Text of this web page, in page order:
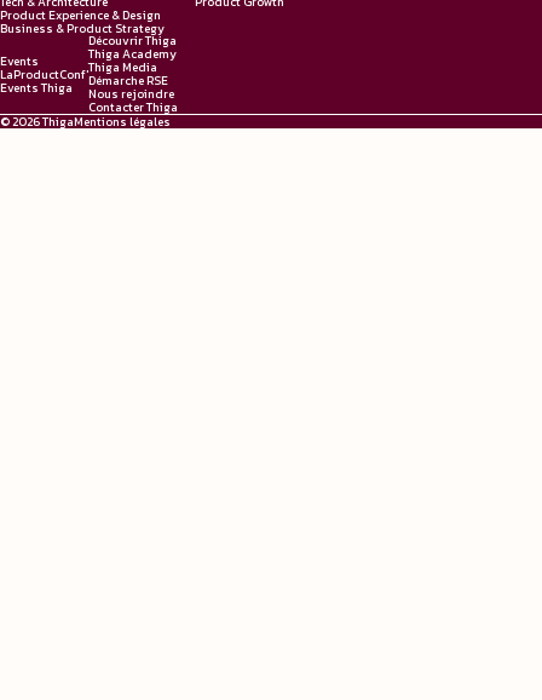
Product Experience & Design
Business & Product Strategy
Events
LaProductConf'
Events Thiga
Découvrir Thiga
Thiga Academy
Thiga Media
Démarche RSE
Nous rejoindre
Contacter Thiga
© 2026 ThigaMentions légales